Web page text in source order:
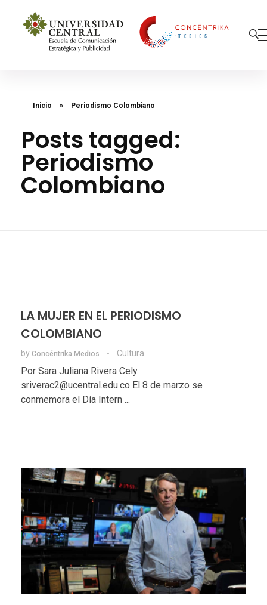
Inicio » Periodismo Colombiano
Posts tagged:
Periodismo
Colombiano
LA MUJER EN EL PERIODISMO
COLOMBIANO
by Concéntrika Medios Cultura
Por Sara Juliana Rivera Cely.
sriverac2@ucentral.edu.co El 8 de marzo se
conmemora el Día Intern ...